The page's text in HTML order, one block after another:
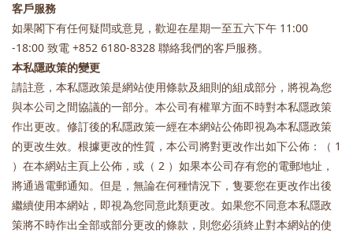
客戶服務
如果閣下有任何疑問或意見，歡迎在星期一至五六下午 11:00
-18:00 致電 +852 6180-8328 聯絡我們的客戶服務。
本私隱政策的變更
請註意，本私隱政策是網站使用條款及細則的組成部分，將視為您
與本公司之間協議的一部分。本公司有權單方面不時對本私隱政策
作出更改。修訂後的私隱政策一經在本網站公佈即視為本私隱政策
的更改生效。根據更改的性質，本公司將對更改作出如下公佈：（ 1
）在本網站主頁上公佈，或（ 2 ）如果本公司存有您的電郵地址，
將通過電郵通知。但是，無論在何種情況下，隻要您在更改作出後
繼續使用本網站，即視為您同意此類更改。如果您不同意本私隱政
策將不時作出全部或部分更改的條款，則您必須終止對本網站的使